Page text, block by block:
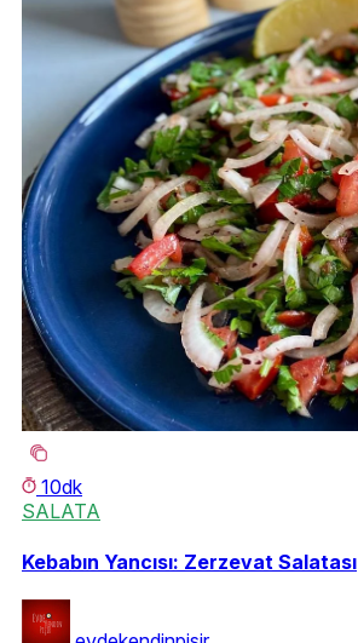
10dk
SALATA
Kebabın Yancısı: Zerzevat Salatası